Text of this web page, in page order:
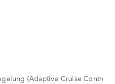
(Adaptive Cruise Control,